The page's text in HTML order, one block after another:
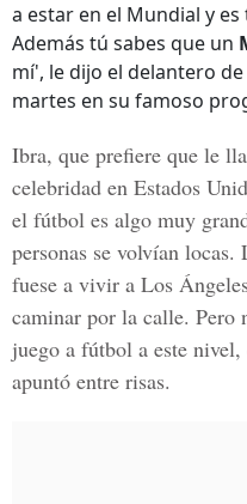
a estar en el Mundial y
Además tú sabes que un
mí', le dijo el delantero de
martes en su famoso
Ibra, que prefiere que le
celebridad en Estados
el fútbol es algo muy
personas se volvían locas.
fuese a vivir a Los
caminar por la calle. Pero
juego a fútbol a este nivel,
apuntó entre risas.